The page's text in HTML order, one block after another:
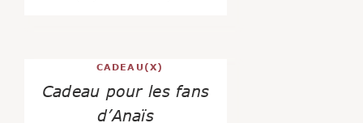
CADEAU(X)
Cadeau pour les fans
d’Anaïs